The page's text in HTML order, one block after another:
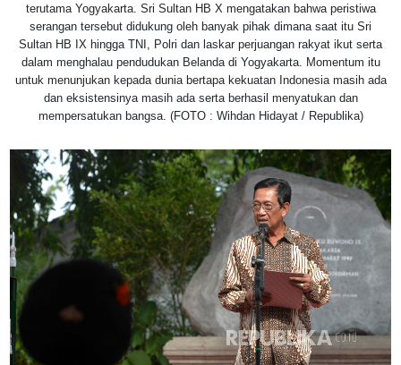
terutama Yogyakarta. Sri Sultan HB X mengatakan bahwa peristiwa
serangan tersebut didukung oleh banyak pihak dimana saat itu Sri
Sultan HB IX hingga TNI, Polri dan laskar perjuangan rakyat ikut serta
dalam menghalau pendudukan Belanda di Yogyakarta. Momentum itu
untuk menunjukan kepada dunia bertapa kekuatan Indonesia masih ada
dan eksistensinya masih ada serta berhasil menyatukan dan
mempersatukan bangsa. (FOTO : Wihdan Hidayat / Republika)